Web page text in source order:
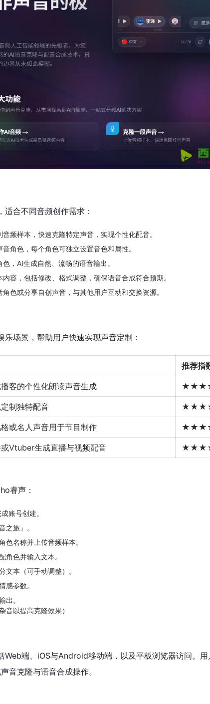
合不同音频创作需求：
频样本，快速克隆特定声音，实现个性化配音。
角色，每个角色可独立设置音色和属性。
，AI生成自然、流畅的语音输出。
容，包括修改、格式调整，确保语音合成符合预期。
色或分享自创声音，与其他用户互动和交换资源。
场景，帮助用户快速实现声音定制：
推荐指
客的个性化朗读声音生成
制独特配音
或名人声音用于节目制作
Vtuber生成直播与视频配音
睿声：
账号创建。
之旅」。
色名称并上传音频样本。
角色并输入文本。
文本（可手动调整）。
感参数。
出。
音以提高克隆效果）
Web端、iOS与Android移动端，以及平板浏览器访问。用
音克隆与语音合成操作。